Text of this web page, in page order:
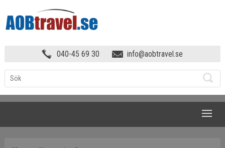
040-45 69 30 info@aobtravel.se